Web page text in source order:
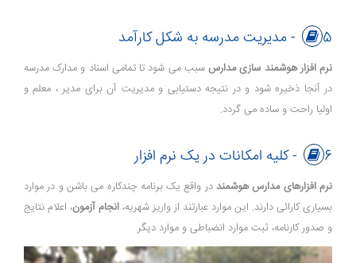
5- مدیریت مدرسه به شکل کارآمد
نرم افزار هوشمند سازی مدارسسبب می شود تا تمامی اسناد و مدارک مدرسه
در آنجا ذخیره شود و در نتیجه دستیابی و مدیریت آن برای مدیر ، معلم و
اولیا راحت و ساده می گردد.
6- کلیه امکانات در یک نرم افزار
نرم افزارهای مدارس هوشمنددر واقع یک برنامه چندکاره می باشن و در موارد
بسیاری کارائی دارند. این موارد عبارتند از واریز شهریه، انجام آزمون، اعلام نتایج
و صدور کارنامه، ثبت موارد انضباطی و موارد دیگر